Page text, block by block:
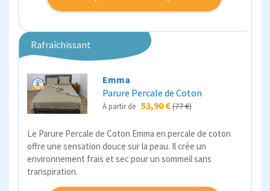
Rafraîchissant
Emma
Parure Percale de Coton
À partir de 53,90 €(77 €)
Le Parure Percale de Coton Emma en percale de coton
offre une sensation douce sur la peau. Il crée un
environnement frais et sec pour un sommeil sans
transpiration.